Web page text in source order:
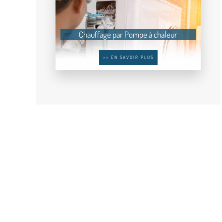
Chauffage par Pompe à chaleur
>> EN SAVOIR PLUS